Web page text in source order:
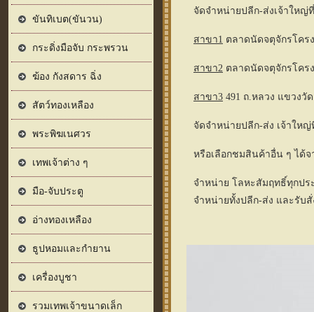
ขันทิเบต(ขันวน)
กระดิ่งมือจับ กระพรวน
ฆ้อง กังสดาร ฉิ่ง
สัตว์ทองเหลือง
พระพิฆเนศวร
เทพเจ้าต่าง ๆ
มือ-จับประตู
อ่างทองเหลือง
ธูปหอมและกำยาน
เครื่องบูชา
รวมเทพเจ้าขนาดเล็ก
จัดจำหน่ายปลีก-ส่งเจ้าให
สาขา1 ตลาดนัดจตุจักรโครง
สาขา2 ตลาดนัดจตุจักรโคร
สาขา3 491 ถ.หลวง แขวงวั
จัดจำหน่ายปลีก-ส่ง เจ้าให
หรือเลือกชมสินค้าอื่น ๆ ได้
จำหน่าย โลหะสัมฤทธิ์ทุกปร
จำหน่ายทั้งปลีก-ส่ง และรับ